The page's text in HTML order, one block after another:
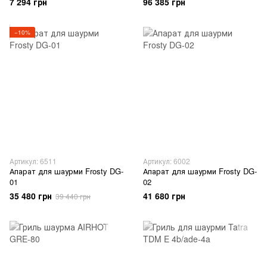
−10%
Артикул: 6511
Апарат для шаурми Frosty DG-
01
35 480 грн 39 440 грн
Артикул: 6002
Апарат для шаурми Frosty DG-
02
41 680 грн